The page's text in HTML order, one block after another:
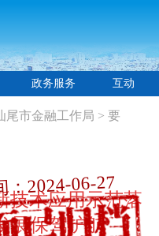
：2024-06-27
政务服务 互动
尾市金融工作局 > 要
技术应用示范落
展保驾护航